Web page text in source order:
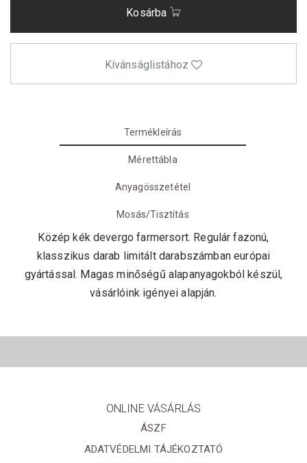
Kosárba
Kívánságlistához
Termékleírás
Mérettábla
Anyagösszetétel
Mosás/Tisztítás
Közép kék devergo farmersort. Regulár fazonú,
klasszikus darab limitált darabszámban európai
gyártással. Magas minőségű alapanyagokból készül,
vásárlóink igényei alapján.
ONLINE VÁSÁRLÁS
ÁSZF
ADATVÉDELMI TÁJÉKOZTATÓ